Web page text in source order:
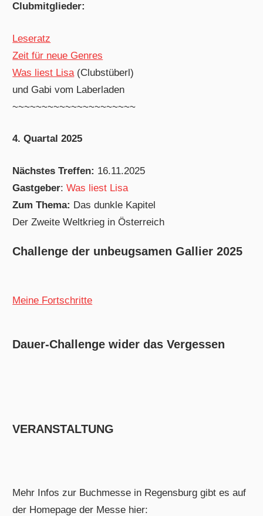
Clubmitglieder:
Leseratz
Zeit für neue Genres
Was liest Lisa(Clubstüberl)
und Gabi vom Laberladen
~~~~~~~~~~~~~~~~~~~~~
4. Quartal 2025
Nächstes Treffen: 16.11.2025
Gastgeber:Was liest Lisa
Zum Thema: Das dunkle Kapitel
Der Zweite Weltkrieg in Österreich
Challenge der unbeugsamen Gallier 2025
Meine Fortschritte
Dauer-Challenge wider das Vergessen
VERANSTALTUNG
Mehr Infos zur Buchmesse in Regensburg gibt es auf
der Homepage der Messe hier: